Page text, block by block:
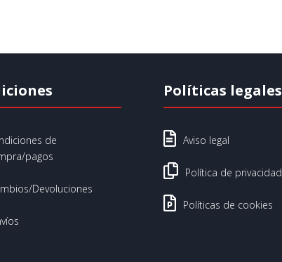
de
pagos
Devoluciones
Políticas legales
 Aviso legal
 Política de privacidad
 Políticas de cookies